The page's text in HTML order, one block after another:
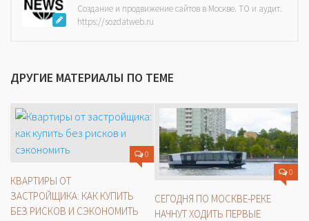
Создание и продвижение сайтов в Москве. ТО и аудит.
https://sozdatweb.ru
ДРУГИЕ МАТЕРИАЛЫ ПО ТЕМЕ
0
КВАРТИРЫ ОТ
ЗАСТРОЙЩИКА: КАК КУПИТЬ
БЕЗ РИСКОВ И СЭКОНОМИТЬ
0
СЕГОДНЯ ПО МОСКВЕ-РЕКЕ
НАЧНУТ ХОДИТЬ ПЕРВЫЕ